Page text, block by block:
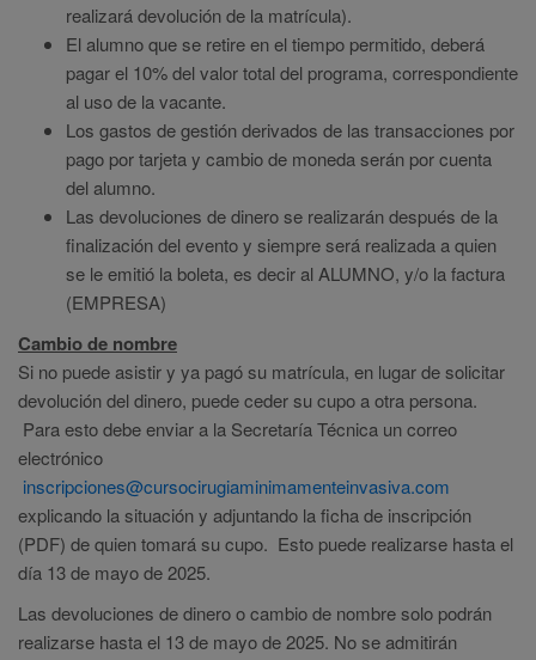
realizará devolución de la matrícula).
El alumno que se retire en el tiempo permitido, deberá
pagar el 10% del valor total del programa, correspondiente
al uso de la vacante.
Los gastos de gestión derivados de las transacciones por
pago por tarjeta y cambio de moneda serán por cuenta
del alumno.
Las devoluciones de dinero se realizarán después de la
finalización del evento y siempre será realizada a quien
se le emitió la boleta, es decir al ALUMNO, y/o la factura
(EMPRESA)
Cambio de nombre
Si no puede asistir y ya pagó su matrícula, en lugar de solicitar
devolución del dinero, puede ceder su cupo a otra persona.
Para esto debe enviar a la Secretaría Técnica un correo
electrónico
inscripciones@cursocirugiaminimamenteinvasiva.com
explicando la situación y adjuntando la ficha de inscripción
(PDF) de quien tomará su cupo. Esto puede realizarse hasta el
día 13 de mayo de 2025.
Las devoluciones de dinero o cambio de nombre solo podrán
realizarse hasta el 13 de mayo de 2025. No se admitirán